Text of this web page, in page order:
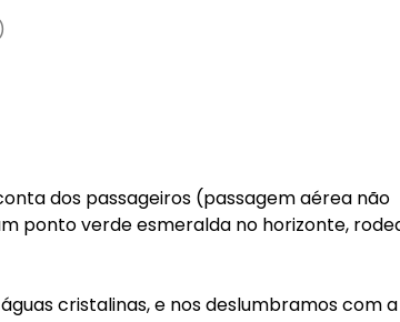
dos passageiros (passagem aérea não
ponto verde esmeralda no horizonte,
cristalinas, e nos deslumbramos com a